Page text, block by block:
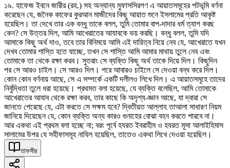
১৯. হাফেজ ইবনে জারীর (রহ.) সহ অন্যান্য মুফাসসিরগণ এ আয়াতসমূহের পটভূমি বর্ণনা
করেছেন যে, জনৈক কাফের কুরআন মাজীদের কিছু আয়াত শুনে ইসলামের প্রতি আকৃষ্ট
হয়েছিল। তা দেখে তার এক বন্ধু তাকে বলল, তুমি তোমার বাপ-দাদার ধর্ম ত্যাগ করছ
কেন? সে উত্তর দিল, আমি আখেরাতের আযাবকে ভয় করছি। বন্ধু বলল, তুমি যদি
আমাকে কিছু অর্থ দাও, তবে তার বিনিময়ে আমি এই দায়িত্ব নিয়ে নেব যে, আখেরাতে যখন
দেখব তোমার শাস্তি হতে যাচ্ছে, তখন সে শাস্তি আমি আমার মাথায় তুলে নেব এবং
তোমাকে তা থেকে রক্ষা করব। সুতরাং সে ব্যক্তি কিছু অর্থ তাকে দিয়ে দিল। কিছুদিন
পর সে আরও চাইল। সে আরও দিল। পরে আবারও চাইলে সে দেওয়া বন্ধ করে দিল।
কোন কোন বর্ণনায় আছে, সে এ সম্পর্কে একটি দলীলও লিখে দিল। এ আয়াতসমূহে তাদের
নির্বুদ্ধিতা তুলে ধরা হয়েছে। প্রথমত বলা হয়েছে, যে ব্যক্তি বলেছিল, আমি তোমাকে
আখেরাতের আযাব থেকে রক্ষা করব, তার কাছে কি অদৃশ্য-জ্ঞান আছে, যা দ্বারা সে
জানতে পেরেছে যে, এটা করতে সে সক্ষম হবে? দ্বিতীয়ত আল্লাহ তাআলা সাধারণ নিয়ম
জানিয়ে দিয়েছেন যে, কোন ব্যক্তি অন্য কারও গুনাহের বোঝা বহন করতে পারবে না।
আর একথা এই প্রথম বলা হচ্ছে না; বরং পূর্বে হযরত ইবরাহীম ও হযরত মূসা আলাইহিমাস
সালামের উপর যে সহীফাসমূহ নাযিল হয়েছিল, তাতেও একথা লিখে দেওয়া হয়েছিল।
তাফসীর